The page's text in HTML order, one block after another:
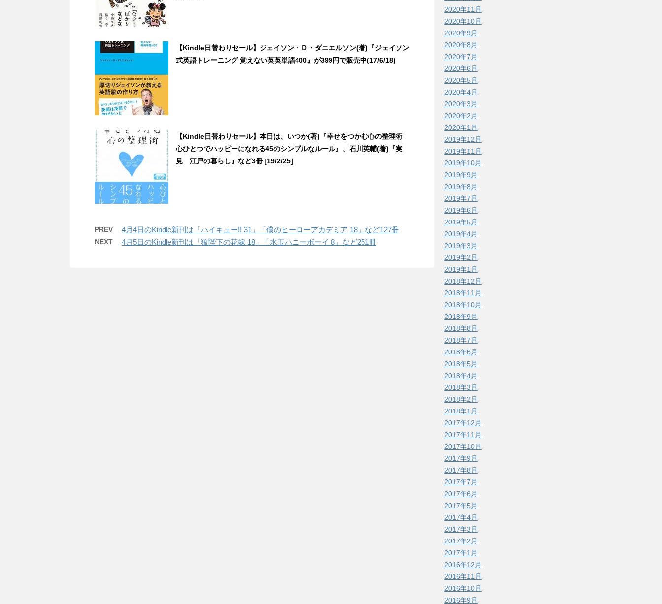
【Kindle日替わりセール】ジェイソン・Ｄ・ダニエルソン(著)『ジェイソン
式英語トレーニング 覚えない英英単語400』が399円で販売中(17/6/18)
【Kindle日替わりセール】本日は、いつか(著)『幸せをつかむ心の整理術
心ひとつでハッピーになれる45のシンプルなルール』、石川英輔(著)『実
見 江戸の暮らし』など3冊 [19/2/25]
PREV 4月4日のKindle新刊は「ハイキュー!! 31」「僕のヒーローアカデミア 18」など127冊
NEXT 4月5日のKindle新刊は「狼陛下の花嫁 18」「水玉ハニーボーイ 8」など251冊
2020年11月
2020年10月
2020年9月
2020年8月
2020年7月
2020年6月
2020年5月
2020年4月
2020年3月
2020年2月
2020年1月
2019年12月
2019年11月
2019年10月
2019年9月
2019年8月
2019年7月
2019年6月
2019年5月
2019年4月
2019年3月
2019年2月
2019年1月
2018年12月
2018年11月
2018年10月
2018年9月
2018年8月
2018年7月
2018年6月
2018年5月
2018年4月
2018年3月
2018年2月
2018年1月
2017年12月
2017年11月
2017年10月
2017年9月
2017年8月
2017年7月
2017年6月
2017年5月
2017年4月
2017年3月
2017年2月
2017年1月
2016年12月
2016年11月
2016年10月
2016年9月